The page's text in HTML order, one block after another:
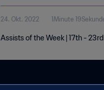
24. Okt. 2022 1Minute
Assists of the Week | 17th -